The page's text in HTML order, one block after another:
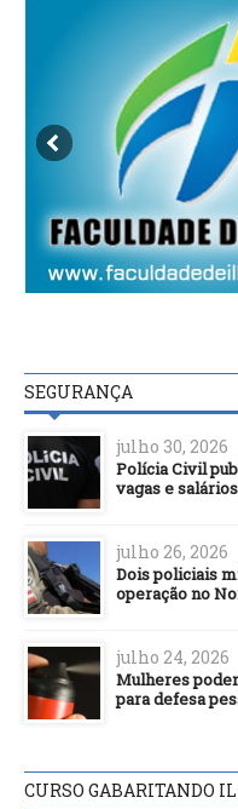
SEGURANÇA
julho 30, 2026
Polícia Civil
vagas e
julho 26, 2026
Dois policiais
operação no
julho 24, 2026
Mulheres
para defesa
CURSO GABARITANDO